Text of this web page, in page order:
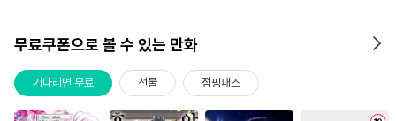
무료쿠폰으로 볼 수 있는 만화
기다리면 무료 선물 점핑패스